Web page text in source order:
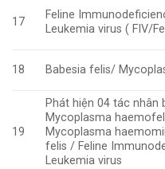
17
Feline
Leukemia virus ( FIV/
18 Babesia felis/
19
Phát hiện 04 tác nhân
Mycoplasma
Mycoplasma
felis / Feline
Leukemia virus